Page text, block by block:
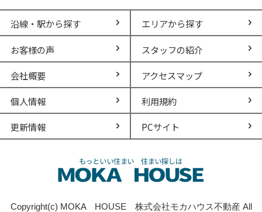
沿線・駅から探す エリアから探す
お客様の声 スタッフの紹介
会社概要 アクセスマップ
個人情報 利用規約
更新情報 PCサイト
Copyright(c) MOKA HOUSE 株式会社モカハウス不動産 All